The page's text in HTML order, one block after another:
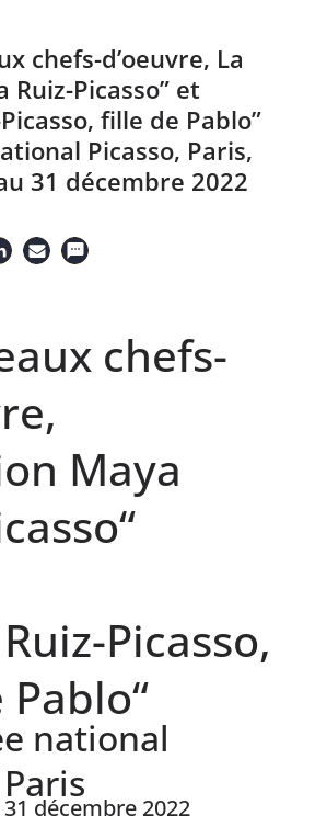
chefs-d’oeuvre, La
Ruiz-Picasso” et
fille de Pablo”
Picasso, Paris,
31 décembre 2022
chefs-
Maya
Picasso,
national
décembre 2022